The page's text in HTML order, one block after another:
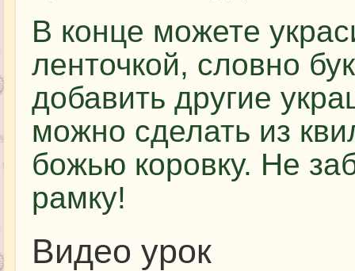
В конце можете
ленточкой, словно
добавить другие
можно сделать из
божью коровку. Не
рамку!
Видео урок